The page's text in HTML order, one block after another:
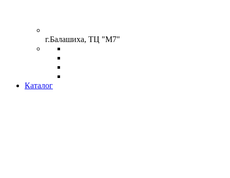
г.Балашиха, ТЦ "М7"
Каталог